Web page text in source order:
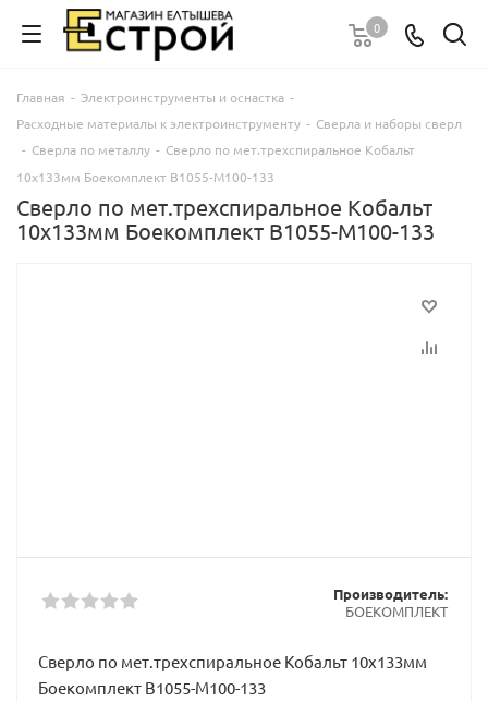
0
Главная - Электроинструменты и оснастка -
Расходные материалы к электроинструменту - Сверла и наборы сверл
- Сверла по металлу - Сверло по мет.трехспиральное Кобальт
10х133мм Боекомплект В1055-М100-133
Сверло по мет.трехспиральное Кобальт
10х133мм Боекомплект В1055-М100-133
Производитель:
БОЕКОМПЛЕКТ
Сверло по мет.трехспиральное Кобальт 10х133мм
Боекомплект В1055-М100-133